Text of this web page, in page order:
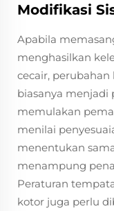
Modifikasi
Apabila
menghasilkan
cecair, perubahan
biasanya menjadi
memulakan
menilai
menentukan
menampung
Peraturan
kotor juga perlu